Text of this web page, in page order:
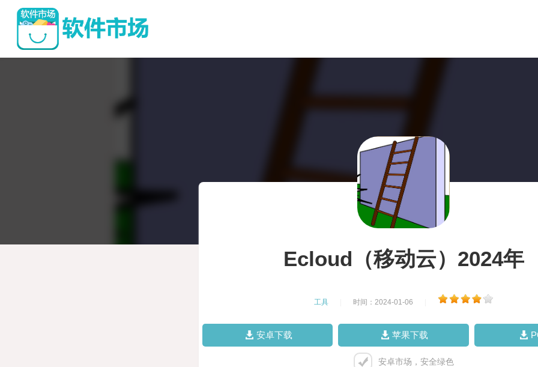
Ecloud（移动云）2024年
工具 时间：2024-01-06
安卓下载 苹果下载
安卓市场，安全绿色